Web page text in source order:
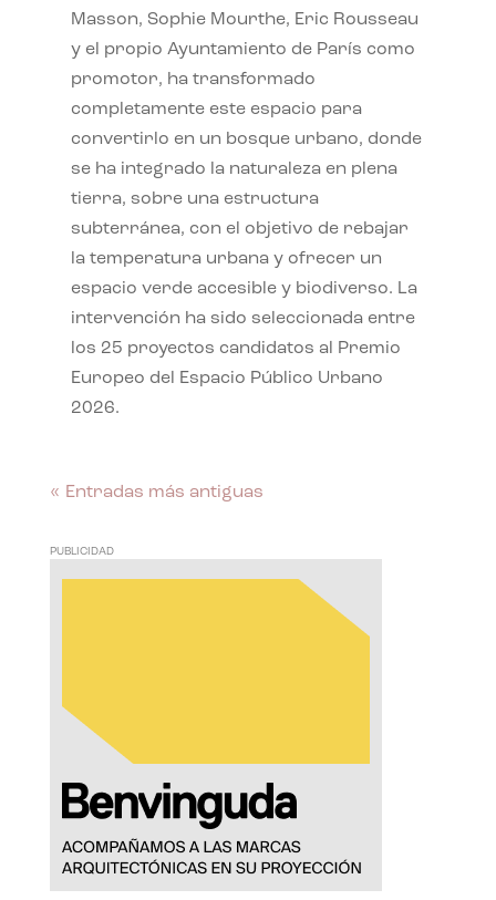
Masson, Sophie Mourthe, Eric Rousseau
y el propio Ayuntamiento de París como
promotor, ha transformado
completamente este espacio para
convertirlo en un bosque urbano, donde
se ha integrado la naturaleza en plena
tierra, sobre una estructura
subterránea, con el objetivo de rebajar
la temperatura urbana y ofrecer un
espacio verde accesible y biodiverso. La
intervención ha sido seleccionada entre
los 25 proyectos candidatos al Premio
Europeo del Espacio Público Urbano
2026.
« Entradas más antiguas
PUBLICIDAD